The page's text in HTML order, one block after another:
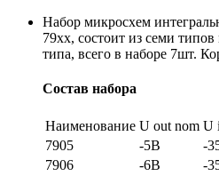
Набор микросхем
79xx, состоит из семи
типа, всего в наборе 7шт.
Состав набора
Наименование U out nom U
7905
-5B -
7906
-6B -